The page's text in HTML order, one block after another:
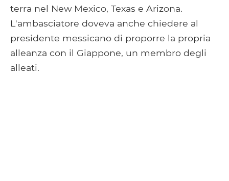
terra nel New Mexico, Texas e Arizona.
L'ambasciatore doveva anche chiedere al
presidente messicano di proporre la propria
alleanza con il Giappone, un membro degli
alleati.